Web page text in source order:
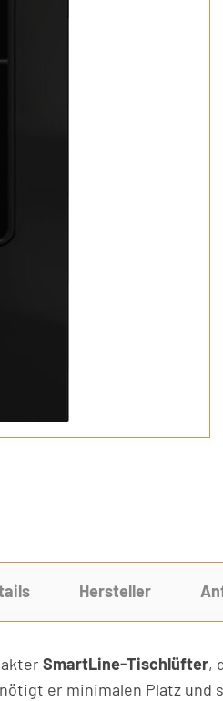
Hersteller
SmartLine-Tischlüfter,
er minimalen Platz und